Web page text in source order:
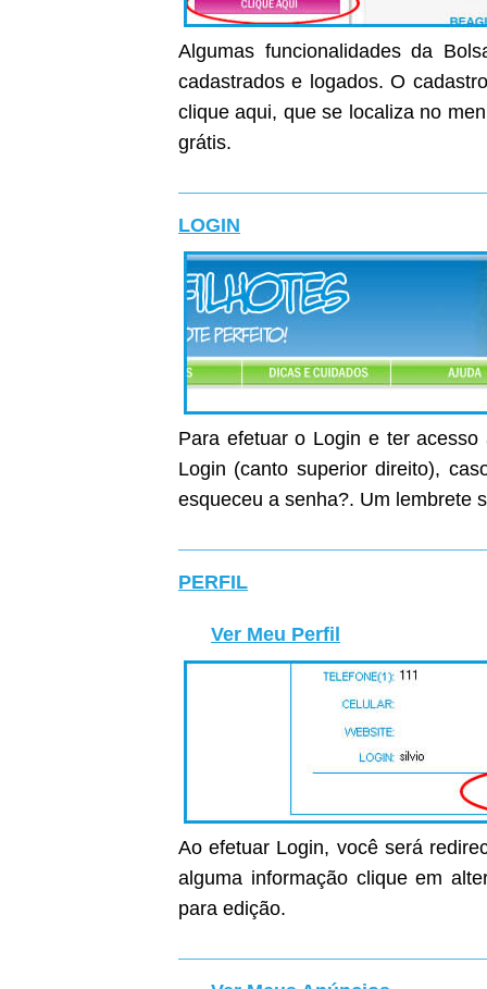
Algumas funcionalidades da
cadastrados e logados. O
clique aqui, que se localiza no
grátis.
LOGIN
Para efetuar o Login e ter
Login (canto superior direito),
esqueceu a senha?. Um
PERFIL
Ver Meu Perfil
Ao efetuar Login, você será
alguma informação clique em
para edição.